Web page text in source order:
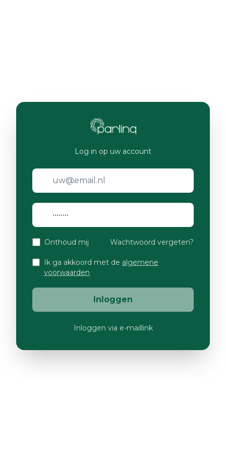
Log in op uw account
Onthoud mij Wachtwoord vergeten?
Ik ga akkoord met de algemene
voorwaarden
Inloggen
Inloggen via e-maillink